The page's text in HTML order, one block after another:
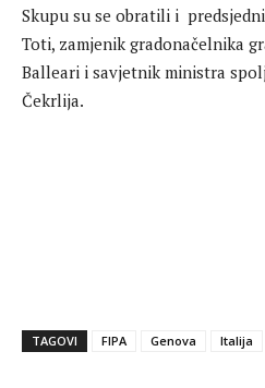
Skupu su se obratili i
Toti, zamjenik gradonačelnika
Balleari i savjetnik ministra
Čekrlija.
TAGOVI FIPA Genova Italija